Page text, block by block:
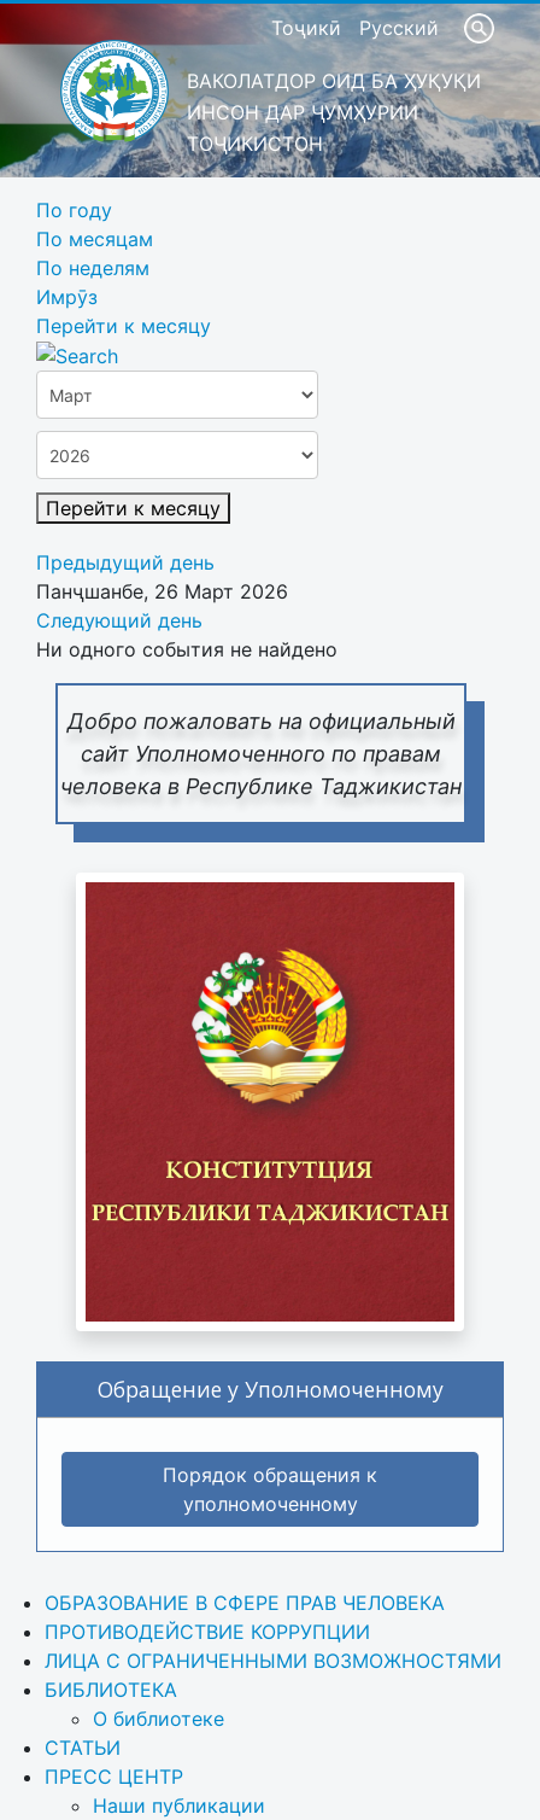
Тоҷикӣ Русский
ВАКОЛАТДОР ОИД БА ҲУҚУҚИ
ИНСОН ДАР ҶУМҲУРИИ
ТОҶИКИСТОН
Добро пожаловать на официальный
сайт Уполномоченного по правам
человека в Республике Таджикистан
Обращение у Уполномоченному
Порядок обращения к
уполномоченному
ОБРАЗОВАНИЕ В СФЕРЕ ПРАВ ЧЕЛОВЕКА
ПРОТИВОДЕЙСТВИЕ КОРРУПЦИИ
ЛИЦА С ОГРАНИЧЕННЫМИ ВОЗМОЖНОСТЯМИ
БИБЛИОТЕКА
О библиотеке
СТАТЬИ
ПРЕСС ЦЕНТР
Наши публикации
По году
По месяцам
По неделям
Имрӯз
Перейти к месяцу
Перейти к месяцу
Предыдущий день
Панҷшанбе, 26 Март 2026
Следующий день
Ни одного события не найдено